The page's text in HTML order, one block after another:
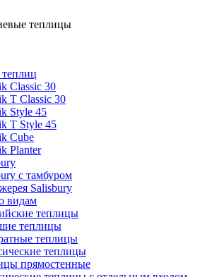
теплицы
Classic 30
T Classic 30
Style 45
Т Style 45
Cube
Planter
с тамбуром
Salisbury
видам
теплицы
теплицы
теплицы
теплицы
прямостенные